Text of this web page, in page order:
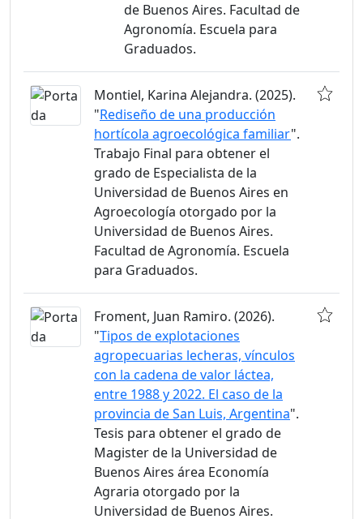
de Buenos Aires. Facultad de
Agronomía. Escuela para
Graduados.
Montiel, Karina Alejandra. (2025).
"Rediseño de una producción
hortícola agroecológica familiar".
Trabajo Final para obtener el
grado de Especialista de la
Universidad de Buenos Aires en
Agroecología otorgado por la
Universidad de Buenos Aires.
Facultad de Agronomía. Escuela
para Graduados.
Froment, Juan Ramiro. (2026).
"Tipos de explotaciones
agropecuarias lecheras, vínculos
con la cadena de valor láctea,
entre 1988 y 2022. El caso de la
provincia de San Luis, Argentina".
Tesis para obtener el grado de
Magister de la Universidad de
Buenos Aires área Economía
Agraria otorgado por la
Universidad de Buenos Aires.